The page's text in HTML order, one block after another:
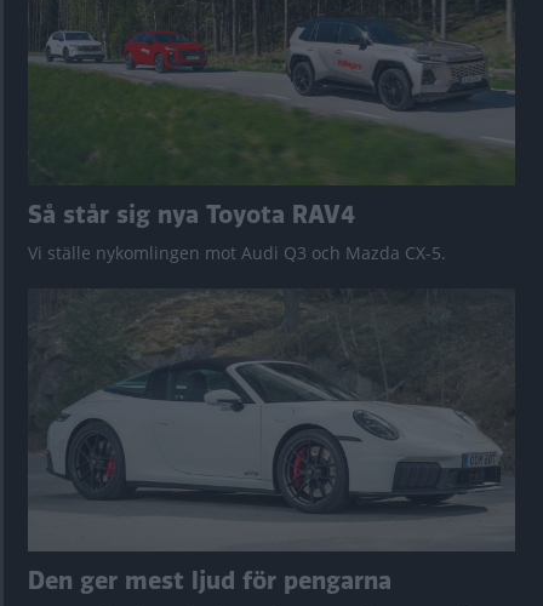
Så står sig nya Toyota RAV4
Vi ställe nykomlingen mot Audi Q3 och Mazda CX-5.
Den ger mest ljud för pengarna